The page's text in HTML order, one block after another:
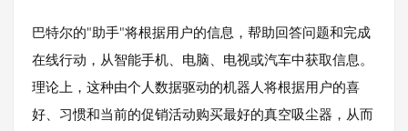
巴特尔的"助手"将根据用户的信息，帮助回答问题和完成
在线行动，从智能手机、电脑、电视或汽车中获取信息。
理论上，这种由个人数据驱动的机器人将根据用户的喜
好、习惯和当前的促销活动购买最好的真空吸尘器，从而